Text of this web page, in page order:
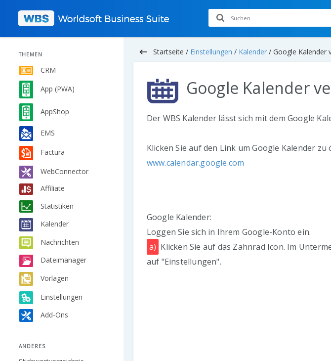
THEMEN
CRM
App (PWA)
AppShop
EMS
Factura
WebConnector
Affiliate
Statistiken
Kalender
Nachrichten
Dateimanager
Vorlagen
Einstellungen
Add-Ons
ANDERES
keyboard_backspace Startseite / Einstellungen / Kalender / Google Kalender
Google Kalender
Der WBS Kalender lässt sich mit dem Google
Klicken Sie auf den Link um Google Kalender zu
www.calendar.google.com
Google Kalender:
Loggen Sie sich in Ihrem Google-Konto ein.
a) Klicken Sie auf das Zahnrad Icon. Im
auf "Einstellungen".